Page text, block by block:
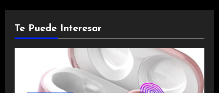
Te Puede Interesar